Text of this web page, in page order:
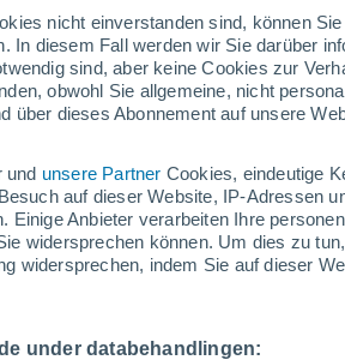
nicht einverstanden sind, können
In diesem Fall werden wir Sie darüber
sind, aber keine Cookies zur
obwohl Sie allgemeine, nicht
über dieses Abonnement auf unsere
und unsere Partner Cookies, eindeutige
auf dieser Website, IP-Adressen
Einige Anbieter verarbeiten Ihre
widersprechen können. Um dies zu
widersprechen, indem Sie auf dieser
under databehandlingen:
Argentinien